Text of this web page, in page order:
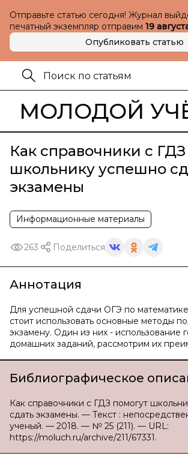
Отправьте статью сегодня! Журнал
печатный экземпляр отправим 19
Опубликовать статью
МОЛОДОЙ
Как справочники с
школьнику успешно
экзамены
Информационные материалы
263 Поделиться
Аннотация
Для успешной сдачи ОГЭ по
стоит использовать основные методы
экзамену. Один из них - использование
домашних заданий, рассмотрим их
Библиографическое
Как справочники с ГДЗ помогут
сдать экзамены. — Текст :
ученый. — 2018. — № 25 (211). — URL:
https://moluch.ru/archive/211/67331.